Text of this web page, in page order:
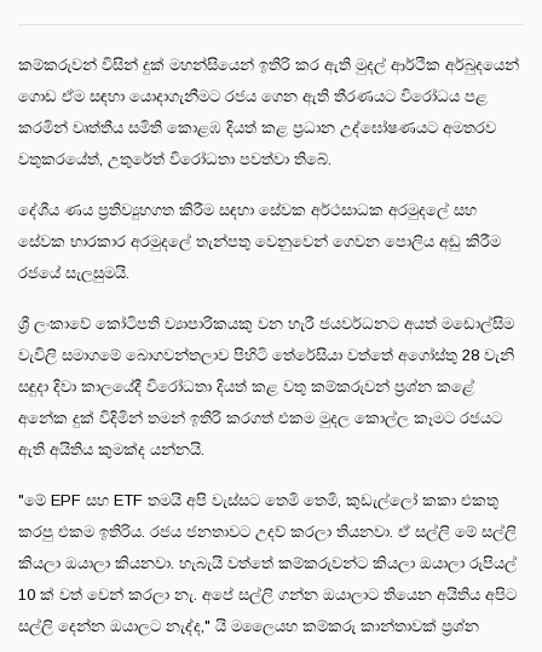
කම්කරුවන් විසින් දුක් මහන්සියෙන් ඉතිරි කර ඇති මුදල් ආර්ථික අර්බුදයෙන්
ගොඩ ඒම සඳහා යොදාගැනීමට රජය ගෙන ඇති තීරණයට විරෝධය පළ
කරමින් වෘත්තීය සමිති කොළඹ දියත් කළ ප්‍රධාන උද්ඝෝෂණයට අමතරව
වතුකරයේත්, උතුරේත් විරෝධතා පවත්වා තිබේ.
දේශීය ණය ප්‍රතිව්‍යුහගත කිරීම සඳහා සේවක අර්ථසාධක අරමුදලේ සහ
සේවක භාරකාර අරමුදලේ තැන්පතු වෙනුවෙන් ගෙවන පොලිය අඩු කිරීම
රජයේ සැලසුමයි.
ශ්‍රී ලංකාවේ කෝටිපති ව්‍යාපාරිකයකු වන හැරී ජයවර්ධනට අයත් මඩොල්සිම
වැවිලි සමාගමේ බොගවන්තලාව පිහිටි තේරේසියා වත්තේ අගෝස්තු 28 වැනි
සඳුදා දිවා කාලයේදී විරෝධතා දියත් කළ වතු කම්කරුවන් ප්‍රශ්න කළේ
අනේක දුක් විදිමින් තමන් ඉතිරි කරගත් එකම මුදල කොල්ල කෑමට රජයට
ඇති අයිතිය කුමක්ද යන්නයි.
"මේ EPF සහ ETF තමයි අපි වැස්සට තෙමි තෙමි, කුඩැල්ලෝ කකා එකතු
කරපු එකම ඉතිරිය. රජය ජනතාවට උදව් කරලා තියනවා. ඒ සල්ලි මේ සල්ලි
කියලා ඔයාලා කියනවා. හැබැයි වත්තේ කම්කරුවන්ට කියලා ඔයාලා රුපියල්
10 ක් වත් වෙන් කරලා නැ. අපේ සල්ලි ගන්න ඔයාලාට තියෙන අයිතිය අපිට
සල්ලි දෙන්න ඔයාලට නැද්ද," යි මලෛයහ කම්කරු කාන්තාවක් ප්‍රශ්න